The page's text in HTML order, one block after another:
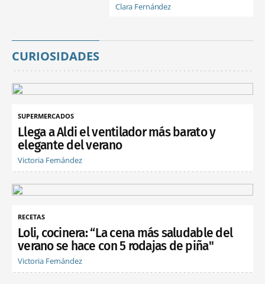
Clara Fernández
CURIOSIDADES
SUPERMERCADOS
Llega a Aldi el ventilador más barato y
elegante del verano
Victoria Fernández
RECETAS
Loli, cocinera: “La cena más saludable del
verano se hace con 5 rodajas de piña"
Victoria Fernández